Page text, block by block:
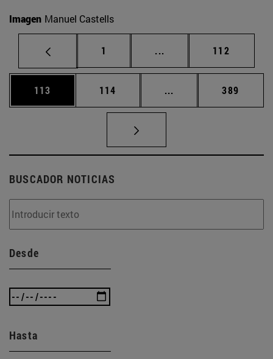
Imagen Manuel Castells
Página
1 ... Páginas intermedias
Página
112
Página
113 Página
114 ... Páginas intermedias
Página
389
BUSCADOR NOTICIAS
Desde
Hasta